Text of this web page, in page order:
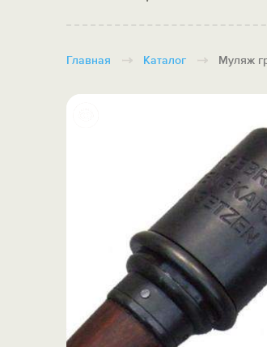
Главная Каталог Муляж